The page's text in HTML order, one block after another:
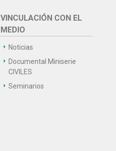
VINCULACIÓN CON EL
MEDIO
Noticias
Documental Miniserie
CIVILES
Seminarios